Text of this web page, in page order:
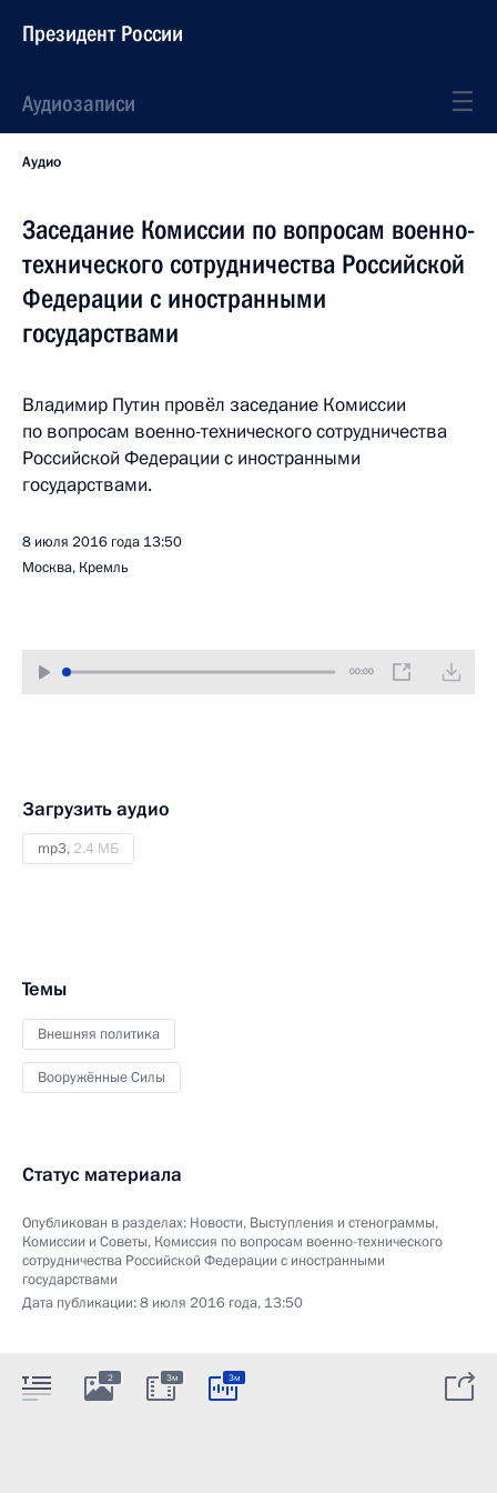
Президент России
Аудиозаписи
Аудио
Заседание Комиссии по вопросам военно-
технического сотрудничества Российской
Федерации с иностранными
государствами
Владимир Путин провёл заседание Комиссии
по вопросам военно-технического сотрудничества
Российской Федерации с иностранными
государствами.
8 июля 2016 года 13:50
Москва, Кремль
00:00
Загрузить аудио
mp3, 2.4 МБ
Темы
Внешняя политика
Вооружённые Силы
Статус материала
Опубликован в разделах: Новости, Выступления и стенограммы,
Комиссии и Советы, Комиссия по вопросам военно-технического
сотрудничества Российской Федерации с иностранными
государствами
Дата публикации:8 июля 2016 года, 13:50
2 3м 3м